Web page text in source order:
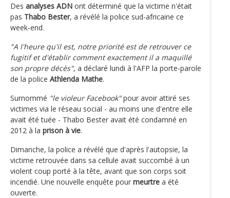
Des analyses ADN ont déterminé que la victime n'était
pas Thabo Bester, a révélé la police sud-africaine ce
week-end.
"A l'heure qu'il est, notre priorité est de retrouver ce
fugitif et d'établir comment exactement il a maquillé
son propre décès", a déclaré lundi à l'AFP la porte-parole
de la police Athlenda Mathe.
Surnommé "le violeur Facebook"pour avoir attiré ses
victimes via le réseau social - au moins une d'entre elle
avait été tuée - Thabo Bester avait été condamné en
2012 à la prison à vie.
Dimanche, la police a révélé que d'après l'autopsie, la
victime retrouvée dans sa cellule avait succombé à un
violent coup porté à la tête, avant que son corps soit
incendié. Une nouvelle enquête pour meurtre a été
ouverte.